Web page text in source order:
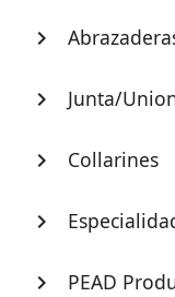
chevron_right
chevron_right Junta/
chevron_right Collarines
chevron_right
chevron_right PEAD